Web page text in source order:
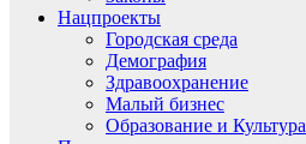
Нацпроекты
Городская среда
Демография
Здравоохранение
Малый бизнес
Образование и Культура